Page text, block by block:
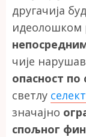
другачија
идеолошком
чије
опасност по
светлу
значајно
спољног